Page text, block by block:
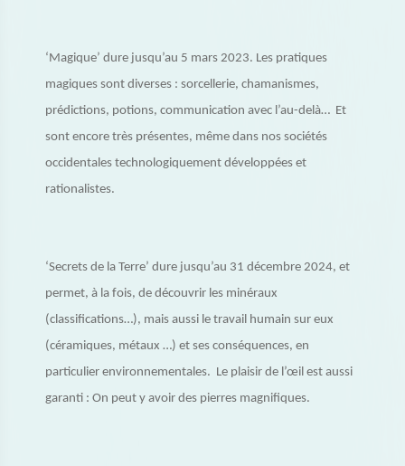
‘Magique’ dure jusqu’au 5 mars 2023. Les pratiques
magiques sont diverses : sorcellerie, chamanismes,
prédictions, potions, communication avec l’au-delà… Et
sont encore très présentes, même dans nos sociétés
occidentales technologiquement développées et
rationalistes.
‘Secrets de la Terre’ dure jusqu’au 31 décembre 2024, et
permet, à la fois, de découvrir les minéraux
(classifications…), mais aussi le travail humain sur eux
(céramiques, métaux …) et ses conséquences, en
particulier environnementales. Le plaisir de l’œil est aussi
garanti : On peut y avoir des pierres magnifiques.